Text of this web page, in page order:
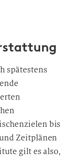
spätestens
bis
Zeitplänen
gilt es also,